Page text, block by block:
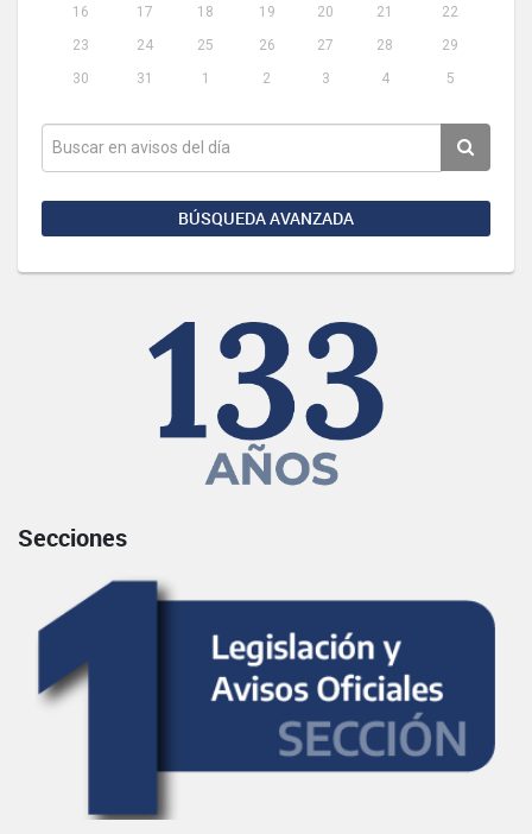
16
17 18 19 20 21
22
23
24 25 26 27 28
29
30
31 1 2 3 4 5
BÚSQUEDA AVANZADA
Secciones